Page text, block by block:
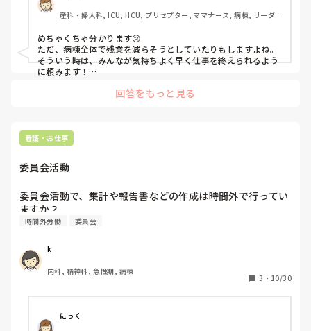
産科・婦人科, ICU, HCU, プリセプター, ママナース, 病棟, リーダ
めちゃくちゃ分かります😢
ただ、病棟全体で残業を減らそうとしていたりもしますよね。
そういう時は、みんなが気持ちよく早く仕事を終えられるよう
に頼みます！
ない記録とか)を先にして、お願いしやすい業務を残しておくよ
回答をもっと見る
看護・お仕事
委員会活動
委員会活動で、集計や報告書などの作成は時間外で行ってい
ますか？
時間外労働 委員会
k
内科, 精神科, 急性期, 病棟
3 ・ 10/30
にっく